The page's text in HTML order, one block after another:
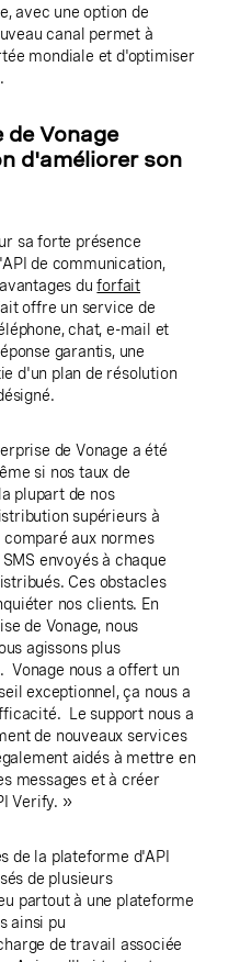
avec une option de
canal permet à
mondiale et d'optimiser
Vonage
d'améliorer son
sa forte présence
de communication,
duforfait
offre un service de
chat, e-mail et
garantis, une
d'un plan de résolution
de Vonage a été
si nos taux de
plupart de nos
supérieurs à
aux normes
envoyés à chaque
Ces obstacles
nos clients. En
de Vonage, nous
agissons plus
Vonage nous a offert un
exceptionnel, ça nous a
Le support nous a
de nouveaux services
aidés à mettre en
messages et à créer
Verify. »
de la plateforme d'API
de plusieurs
partout à une plateforme
ainsi pu
de travail associée